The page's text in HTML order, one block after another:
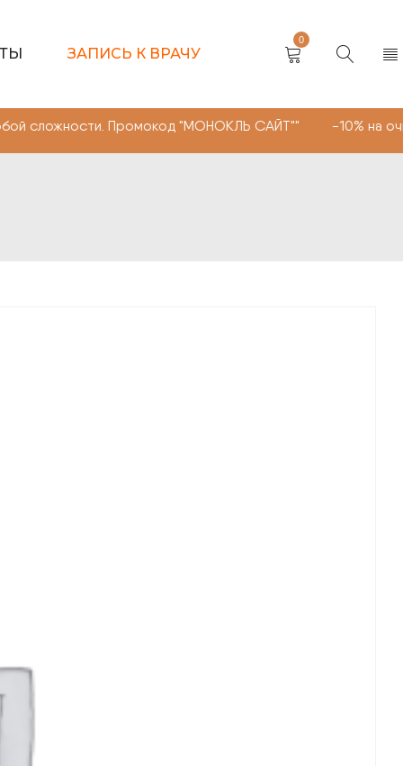
ЗАПИСЬ К ВРАЧУ
0
"МОНОКЛЬ САЙТ"" -10% на очки,